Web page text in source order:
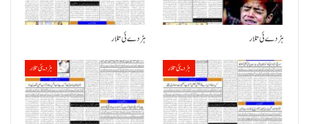
ہڑدے ئی تلار ہڑدے ئی تلار
ہڑدیئی تلار ہڑدیئی تلار